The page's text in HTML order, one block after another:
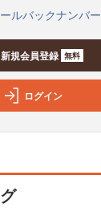
ルバックナンバー
新規会員登録 無料
ログイン